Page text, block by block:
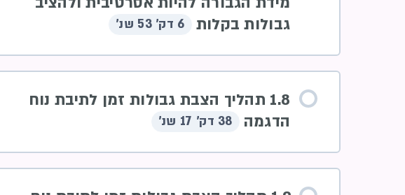
גבולות בקלות
6 דק' 53 שנ'
1.8 תהליך הצבת גבולות זמן לתיבת נוח
הדגמה
38 דק' 17 שנ'